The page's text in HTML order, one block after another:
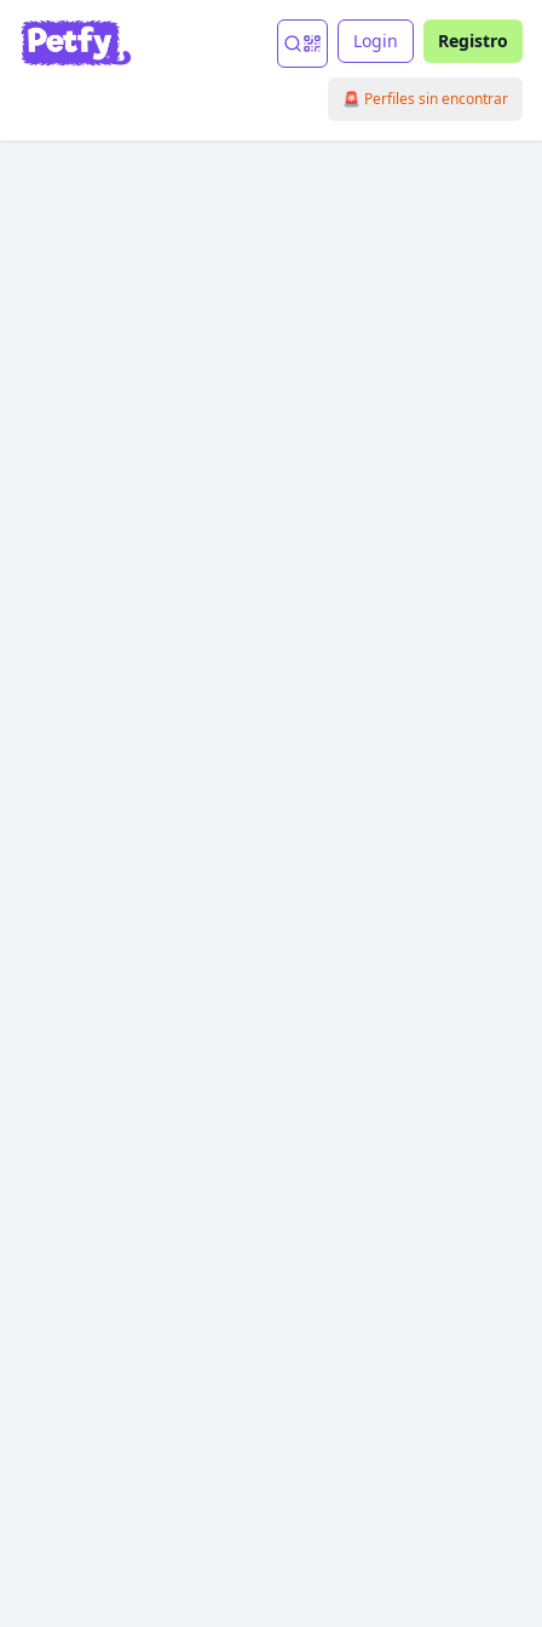
Login Registro
🚨 Perfiles sin encontrar